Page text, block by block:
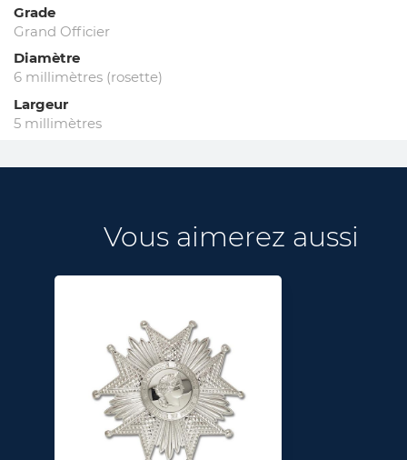
Grade
Grand Officier
Diamètre
6 millimètres (rosette)
Largeur
5 millimètres
Vous aimerez aussi